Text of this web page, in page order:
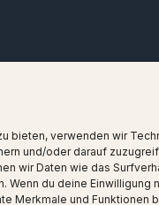
bieten, verwenden wir
und/oder darauf
wir Daten wie das
Wenn du deine Einwilligung
Merkmale und Funktionen